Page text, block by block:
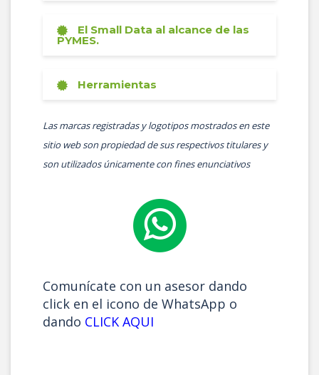
El Small Data al alcance de las
PYMES.
Herramientas
Las marcas registradas y logotipos mostrados en este
sitio web son propiedad de sus respectivos titulares y
son utilizados únicamente con fines enunciativos
Comunícate con un asesor dando
click en el icono de WhatsApp o
dando CLICK AQUI